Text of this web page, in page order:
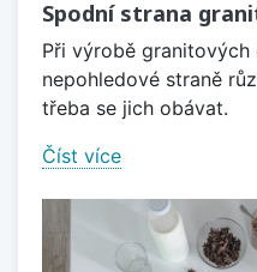
Spodní strana
Při výrobě granitových
nepohledové straně
třeba se jich obávat.
Číst více